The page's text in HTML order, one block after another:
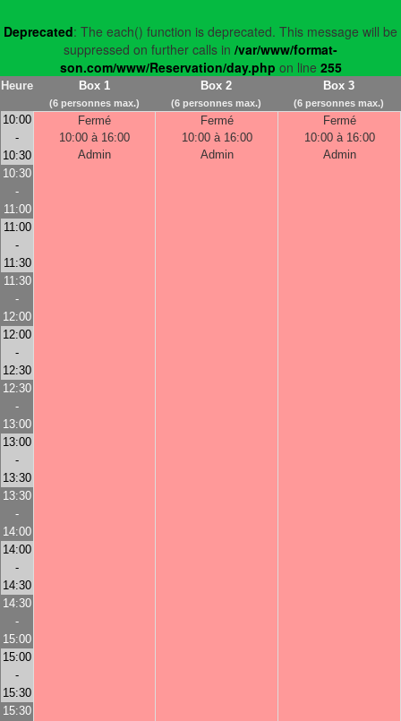
Deprecated: The each() function is deprecated. This message will be
suppressed on further calls in /var/www/format-
son.com/www/Reservation/day.php on line 255
Heure Box 1
(6 personnes max.)
Box 2
(6 personnes max.)
Box 3
(6 personnes max.)
10:00
-
10:30
Fermé
10:00 à 16:00
Admin
Fermé
10:00 à 16:00
Admin
Fermé
10:00 à 16:00
Admin
10:30
-
11:00
11:00
-
11:30
11:30
-
12:00
12:00
-
12:30
12:30
-
13:00
13:00
-
13:30
13:30
-
14:00
14:00
-
14:30
14:30
-
15:00
15:00
-
15:30
15:30